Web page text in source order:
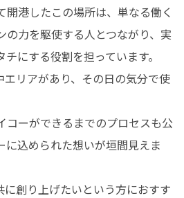
開港したこの場所は、単なる働く
の力を駆使する人とつながり、実
にする役割を担っています。
エリアがあり、その日の気分で使
コーができるまでのプロセスも公
に込められた想いが垣間見えま
に創り上げたいという方におすす